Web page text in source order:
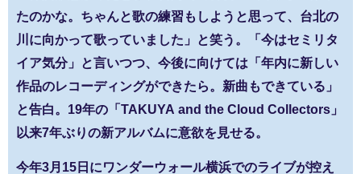
たのかな。ちゃんと歌の練習もしようと思って、台北の
川に向かって歌っていました」と笑う。「今はセミリタ
イア気分」と言いつつ、今後に向けては「年内に新しい
作品のレコーディングができたら。新曲もできている」
と告白。19年の「TAKUYA and the Cloud Collectors」
以来7年ぶりの新アルバムに意欲を見せる。
今年3月15日にワンダーウォール横浜でのライブが控え